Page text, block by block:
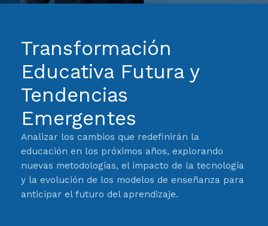
Transformación
Educativa Futura y
Tendencias
Emergentes
Analizar los cambios que redefinirán la
educación en los próximos años, explorando
nuevas metodologías, el impacto de la tecnología
y la evolución de los modelos de enseñanza para
anticipar el futuro del aprendizaje.